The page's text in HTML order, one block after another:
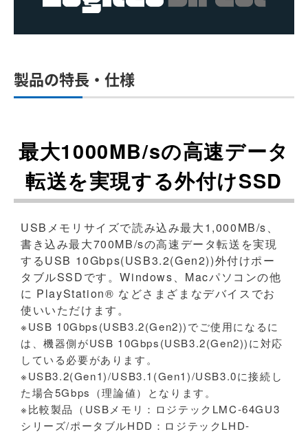
製品の特長・仕様
最大1000MB/sの高速データ
転送を実現する外付けSSD
USBメモリサイズで読み込み最大1,000MB/s、
書き込み最大700MB/sの高速データ転送を実現
するUSB 10Gbps(USB3.2(Gen2))外付けポー
タブルSSDです。Windows、Macパソコンの他
に PlayStation® などさまざまなデバイスでお
使いいただけます。
※USB 10Gbps(USB3.2(Gen2))でご使用になるに
は、機器側がUSB 10Gbps(USB3.2(Gen2))に対応
している必要があります。
※USB3.2(Gen1)/USB3.1(Gen1)/USB3.0に接続し
た場合5Gbps（理論値）となります。
※比較製品（USBメモリ：ロジテックLMC-64GU3
シリーズ/ポータブルHDD：ロジテックLHD-